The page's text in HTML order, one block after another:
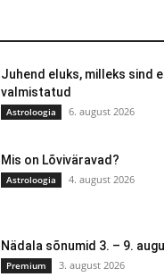
Juhend eluks, milleks sind
valmistatud
Astroloogia 6. august 2026
Mis on Lõviväravad?
Astroloogia 4. august 2026
Nädala sõnumid 3. – 9.
Premium 3. august 2026